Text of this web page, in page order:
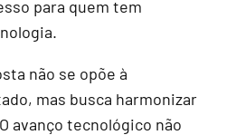
para quem tem
não se opõe à
mas busca harmonizar
avanço tecnológico não